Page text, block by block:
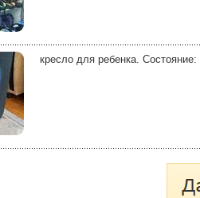
кресло для ребенка.